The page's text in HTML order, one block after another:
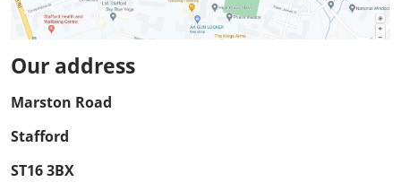
Our address
Marston Road
Stafford
ST16 3BX